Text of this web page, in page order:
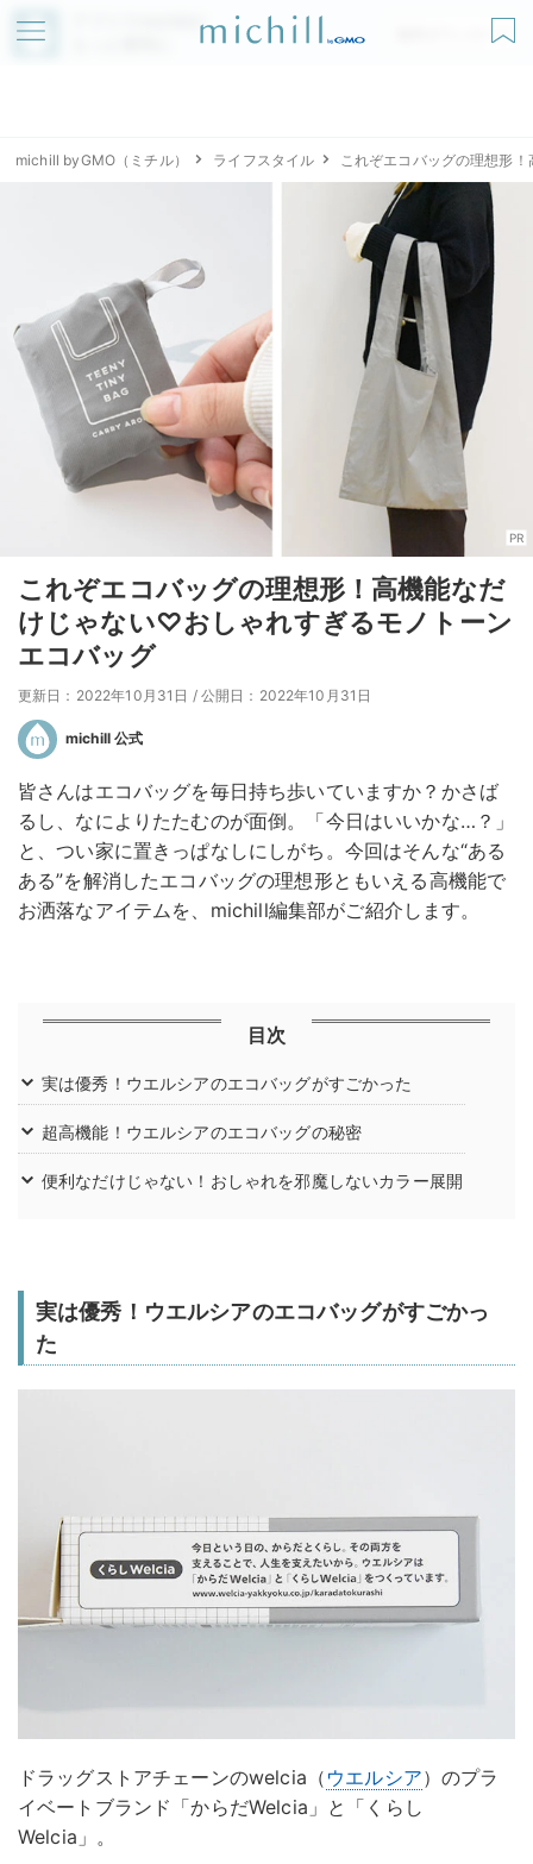
アプリでmichillが
無料ダウンロード
michill byGMO（ミチル） ライフスタイル これぞエコバッグの理想形
PR
これぞエコバッグの理想形！高機能なだ
けじゃない♡おしゃれすぎるモノトーン
エコバッグ
更新日：2022年10月31日 / 公開日：2022年10月31日
michill 公式
皆さんはエコバッグを毎日持ち歩いていますか？かさば
るし、なによりたたむのが面倒。「今日はいいかな…？」
と、つい家に置きっぱなしにしがち。今回はそんな“ある
ある”を解消したエコバッグの理想形ともいえる高機能で
お洒落なアイテムを、michill編集部がご紹介します。
目次
実は優秀！ウエルシアのエコバッグがすごかった
超高機能！ウエルシアのエコバッグの秘密
便利なだけじゃない！おしゃれを邪魔しないカラー展開
実は優秀！ウエルシアのエコバッグがすごかっ
た
ドラッグストアチェーンのwelcia（ ウエルシア）のプラ
イベートブランド「からだWelcia」と「くらし
Welcia」。